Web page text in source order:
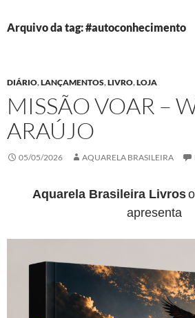
CONTEÚDO
Arquivo da tag: #autoconhecimento
DIÁRIO,LANÇAMENTOS,LIVRO,LOJA
MISSÃO VOAR –
ARAÚJO
05/05/2026 AQUARELA BRASILEIRA
Aquarela Brasileira Livros
apresenta